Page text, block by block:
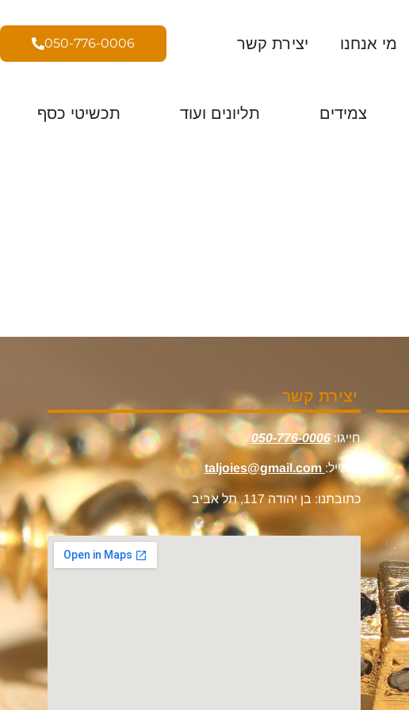
מי אנחנו יצירת קשר 050-776-0006
צמידים תליונים ועוד תכשיטי כסף
יצירת קשר
חייגו:050-776-0006
אימייל: taljoies@gmail.com
כתובתנו: בן יהודה 117, תל אביב